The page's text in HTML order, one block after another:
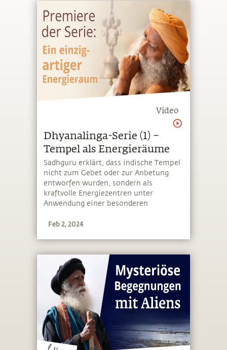
Video
Dhyanalinga-Serie (1) –
Tempel als Energieräume
Sadhguru erklärt, dass indische Tempel
nicht zum Gebet oder zur Anbetung
entworfen wurden, sondern als
kraftvolle Energiezentren unter
Anwendung einer besonderen
Feb 2, 2024